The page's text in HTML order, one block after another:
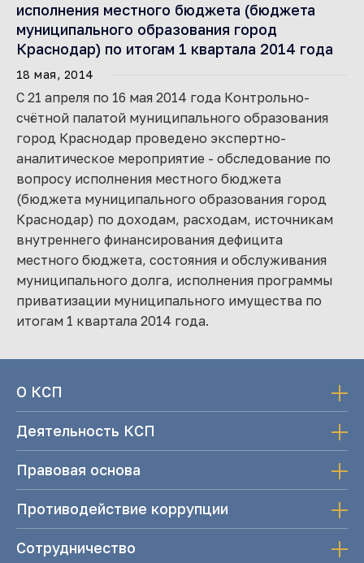
исполнения местного бюджета (бюджета
муниципального образования город
Краснодар) по итогам 1 квартала 2014 года
18 мая, 2014
С 21 апреля по 16 мая 2014 года Контрольно-
счётной палатой муниципального образования
город Краснодар проведено экспертно-
аналитическое мероприятие - обследование по
вопросу исполнения местного бюджета
(бюджета муниципального образования город
Краснодар) по доходам, расходам, источникам
внутреннего финансирования дефицита
местного бюджета, состояния и обслуживания
муниципального долга, исполнения программы
приватизации муниципального имущества по
итогам 1 квартала 2014 года.
О КСП
Деятельность КСП
Правовая основа
Противодействие коррупции
Сотрудничество